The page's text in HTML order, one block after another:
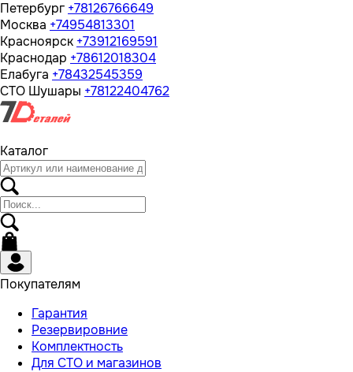
Петербург +78126766649
Москва +74954813301
Красноярск +73912169591
Краснодар +78612018304
Елабуга +78432545359
СТО Шушары +78122404762
Каталог
Покупателям
Гарантия
Резервировние
Комплектность
Для СТО и магазинов